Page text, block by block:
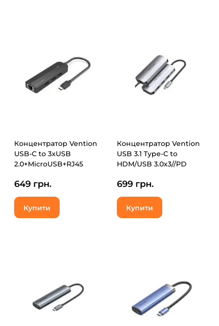
Концентратор Vention
USB-C to 3xUSB
2.0+MicroUSB+RJ45
(TGOBB)
649 грн.
Купити
Концентратор Vention
USB 3.1 Type-C to
HDM/USB 3.0х3//PD
699 грн.
Купити